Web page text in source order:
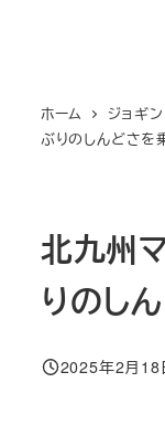
ホーム ジョギ
ぶりのしんどさを
北九州
りのし
投稿日
2025年2月18